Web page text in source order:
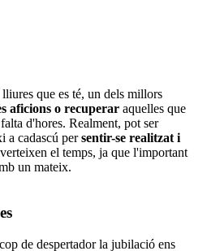
que es té, un dels millors
aficions o recuperar aquelles que
d'hores. Realment, pot ser
a cadascú persentir-se realitzat i
el temps, ja que l'important
un mateix.
de despertador la jubilació ens